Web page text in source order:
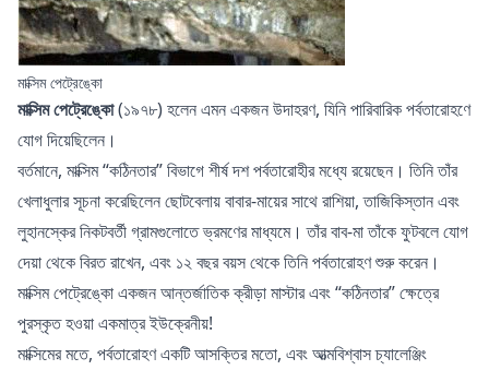
মাক্সিম পেট্রেঙ্কো
মাক্সিম পেট্রেঙ্কো(১৯৭৮) হলেন এমন একজন উদাহরণ, যিনি পারিবারিক পর্বতারোহণে
যোগ দিয়েছিলেন।
বর্তমানে, মাক্সিম “কঠিনতার” বিভাগে শীর্ষ দশ পর্বতারোহীর মধ্যে রয়েছেন। তিনি তাঁর
খেলাধুলার সূচনা করেছিলেন ছোটবেলায় বাবার-মায়ের সাথে রাশিয়া, তাজিকিস্তান এবং
লুহানস্কের নিকটবর্তী গ্রামগুলোতে ভ্রমণের মাধ্যমে। তাঁর বাব-মা তাঁকে ফুটবলে যোগ
দেয়া থেকে বিরত রাখেন, এবং ১২ বছর বয়স থেকে তিনি পর্বতারোহণ শুরু করেন।
মাক্সিম পেট্রেঙ্কো একজন আন্তর্জাতিক ক্রীড়া মাস্টার এবং “কঠিনতার” ক্ষেত্রে
পুরস্কৃত হওয়া একমাত্র ইউক্রেনীয়!
মাক্সিমের মতে, পর্বতারোহণ একটি আসক্তির মতো, এবং আত্মবিশ্বাস চ্যালেঞ্জিং